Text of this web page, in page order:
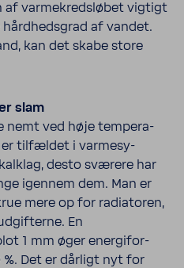
af varmekredsløbet vigtigt
af vandet.
kan det skabe store
slam
nemt ved høje tempe­ra­
er tilfældet i varme­sy­
desto sværere har
igennem dem. Man er
mere op for radi­a­toren,
En
1 mm øger ener­gi­for­
%. Det er dårligt nyt for